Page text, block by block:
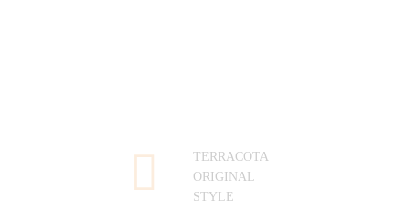
TERRACOTA
ORIGINAL
STYLE